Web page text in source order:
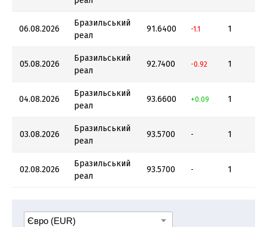
06.08.2026
Бразильський
реал
91.6400 -1.1 1
05.08.2026
Бразильський
реал
92.7400 -0.92 1
04.08.2026
Бразильський
реал
93.6600 +0.09 1
03.08.2026
Бразильський
реал
93.5700 - 1
02.08.2026
Бразильський
реал
93.5700 - 1